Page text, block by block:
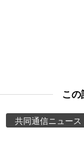
こ
共同通信ニュース